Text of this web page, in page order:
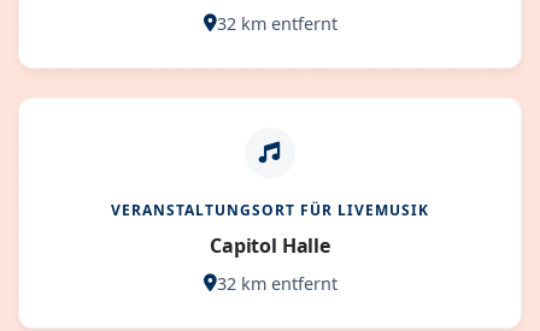
32 km entfernt
VERANSTALTUNGSORT FÜR LIVEMUSIK
Capitol Halle
32 km entfernt